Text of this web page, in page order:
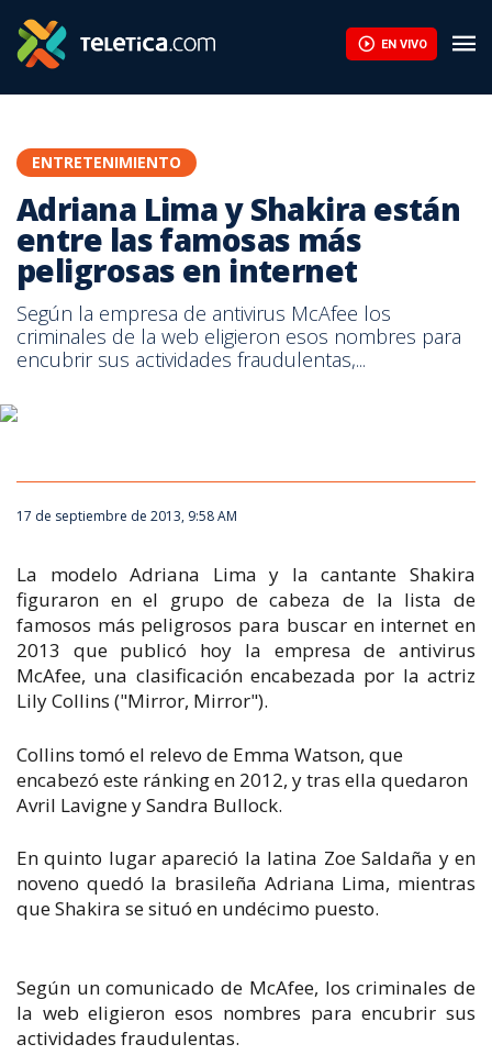
EN VIVO
ENTRETENIMIENTO
Adriana Lima y Shakira están
entre las famosas más
peligrosas en internet
Según la empresa de antivirus McAfee los
criminales de la web eligieron esos nombres para
encubrir sus actividades fraudulentas,...
17 de septiembre de 2013, 9:58 AM
La modelo Adriana Lima y la cantante Shakira
figuraron en el grupo de cabeza de la lista de
famosos más peligrosos para buscar en internet en
2013 que publicó hoy la empresa de antivirus
McAfee, una clasificación encabezada por la actriz
Lily Collins ("Mirror, Mirror").
Collins tomó el relevo de Emma Watson, que
encabezó este ránking en 2012, y tras ella quedaron
Avril Lavigne y Sandra Bullock.
En quinto lugar apareció la latina Zoe Saldaña y en
noveno quedó la brasileña Adriana Lima, mientras
que Shakira se situó en undécimo puesto.
Según un comunicado de McAfee, los criminales de
la web eligieron esos nombres para encubrir sus
actividades fraudulentas.